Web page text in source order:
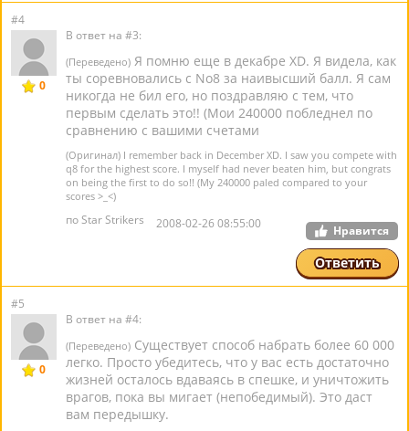
#4
0
В ответ на #3:
(Переведено) Я помню еще в декабре XD. Я видела, как
ты соревновались с No8 за наивысший балл. Я сам
никогда не бил его, но поздравляю с тем, что
первым сделать это!! (Мои 240000 побледнел по
сравнению с вашими счетами
(Оригинал) I remember back in December XD. I saw you compete with
q8 for the highest score. I myself had never beaten him, but congrats
on being the first to do so!! (My 240000 paled compared to your
scores >_<)
по Star Strikers 2008-02-26 08:55:00 Нравится
Ответить
#5
0
В ответ на #4:
(Переведено) Существует способ набрать более 60 000
легко. Просто убедитесь, что у вас есть достаточно
жизней осталось вдаваясь в спешке, и уничтожить
врагов, пока вы мигает (непобедимый). Это даст
вам передышку.